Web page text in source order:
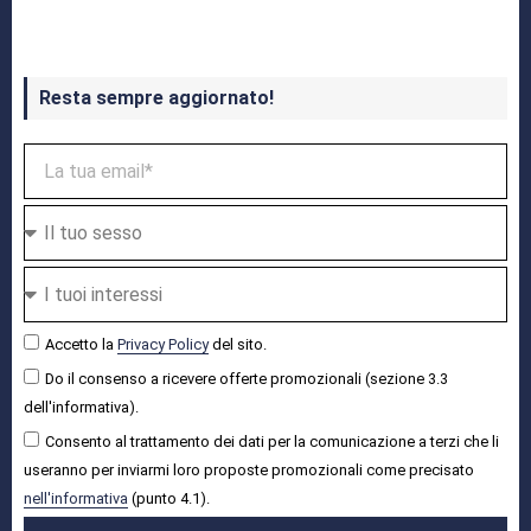
Resta sempre aggiornato!
Accetto la Privacy Policydel sito.
Do il consenso a ricevere offerte promozionali (sezione 3.3
dell'informativa).
Consento al trattamento dei dati per la comunicazione a terzi che li
useranno per inviarmi loro proposte promozionali come precisato
nell'informativa (punto 4.1).